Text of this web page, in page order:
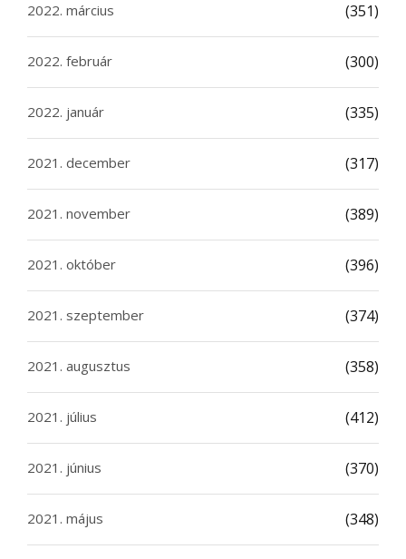
2022. március (351)
2022. február (300)
2022. január (335)
2021. december (317)
2021. november (389)
2021. október (396)
2021. szeptember (374)
2021. augusztus (358)
2021. július (412)
2021. június (370)
2021. május (348)